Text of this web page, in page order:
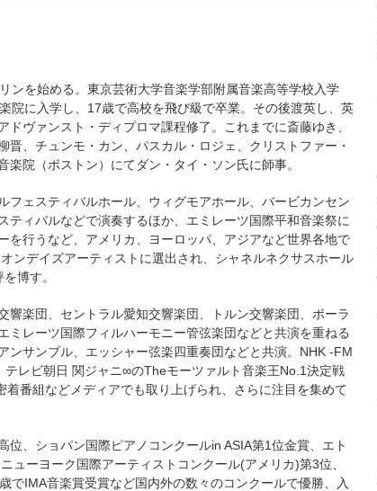
ンを始める。東京芸術大学音楽学部附属音楽高等学校入学
院に入学し、17歳で高校を飛び級で卒業。その後渡英し、英
ヴァンスト・ディプロマ課程修了。これまでに斎藤ゆき、
、チュンモ・カン、パスカル・ロジェ、クリストファー・
院（ボストン）にてダン・タイ・ソン氏に師事。
フェスティバルホール、ウィグモアホール、バービカンセン
ティバルなどで演奏するほか、エミレーツ国際平和音楽祭に
を行うなど、アメリカ、ヨーロッパ、アジアなど世界各地で
ンデイズアーティストに選出され、シャネルネクサスホール
博す。
響楽団、セントラル愛知交響楽団、トルン交響楽団、ポーラ
ミレーツ国際フィルハーモニー管弦楽団などと共演を重ねる
ンサンブル、エッシャー弦楽四重奏団などと共演。NHK -FM
レビ朝日 関ジャニ∞のTheモーツァルト音楽王No.1決定戦
番組などメディアでも取り上げられ、さらに注目を集めて
、ショパン国際ピアノコンクールin ASIA第1位金賞、エト
ューヨーク国際アーティストコンクール(アメリカ)第3位、
でIMA音楽賞受賞など国内外の数々のコンクールで優勝、入